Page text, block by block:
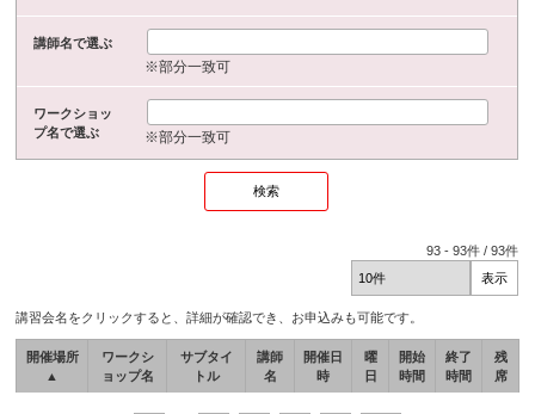
講師名で選ぶ
※部分一致可
ワークショッ
プ名で選ぶ
※部分一致可
93 -93件 /93件
講習会名をクリックすると、詳細が確認でき、お申込みも可能です。
開催場所
▲
ワークシ
ョップ名
サブタイ
トル
講師
名
開催日
時
曜
日
開始
時間
終了
時間
残
席